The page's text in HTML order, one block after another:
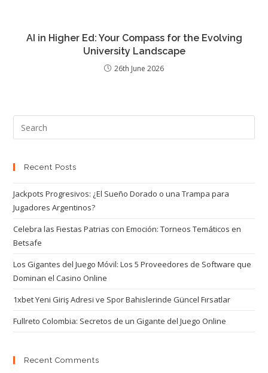
AI in Higher Ed: Your Compass for the Evolving
University Landscape
26th June 2026
Recent Posts
Jackpots Progresivos: ¿El Sueño Dorado o una Trampa para
Jugadores Argentinos?
Celebra las Fiestas Patrias con Emoción: Torneos Temáticos en
Betsafe
Los Gigantes del Juego Móvil: Los 5 Proveedores de Software que
Dominan el Casino Online
1xbet Yeni Giriş Adresi ve Spor Bahislerinde Güncel Fırsatlar
Fullreto Colombia: Secretos de un Gigante del Juego Online
Recent Comments